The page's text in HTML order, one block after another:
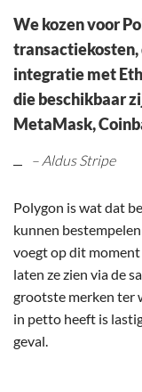
We kozen voor
transactiekosten,
integratie met
die beschikbaar
MetaMask,
– Aldus Stripe
Polygon is wat dat
kunnen
voegt op dit moment
laten ze zien via de
grootste merken ter
in petto heeft is
geval.